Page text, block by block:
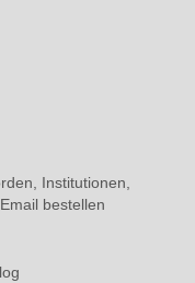
Institutionen,
bestellen